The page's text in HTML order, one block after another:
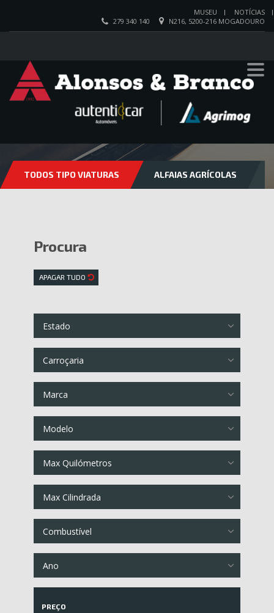
MUSEU
NOTÍCIAS
N216, 5200-216 MOGADOURO
279 340 140
VIATURAS
TODOS TIPO VIATURAS ALFAIAS AGRÍCOLAS
Procura
APAGAR TUDO
Estado
Carroçaria
Marca
Modelo
Max Quilómetros
Max Cilindrada
Combustível
Ano
PREÇO